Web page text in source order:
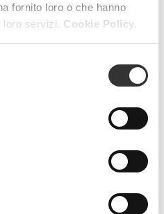
fornito loro o che hanno
loro servizi. Cookie Policy.
RESET FILTERS